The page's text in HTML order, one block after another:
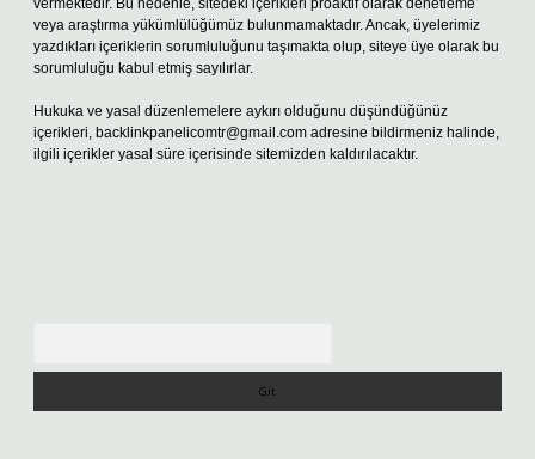
vermektedir. Bu nedenle, sitedeki içerikleri proaktif olarak denetleme
veya araştırma yükümlülüğümüz bulunmamaktadır. Ancak, üyelerimiz
yazdıkları içeriklerin sorumluluğunu taşımakta olup, siteye üye olarak bu
sorumluluğu kabul etmiş sayılırlar.
Hukuka ve yasal düzenlemelere aykırı olduğunu düşündüğünüz
içerikleri, backlinkpanelicomtr@gmail.com adresine bildirmeniz halinde,
ilgili içerikler yasal süre içerisinde sitemizden kaldırılacaktır.